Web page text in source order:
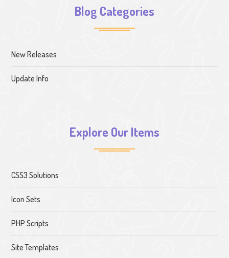
Blog Categories
New Releases
Update Info
Explore Our Items
CSS3 Solutions
Icon Sets
PHP Scripts
Site Templates